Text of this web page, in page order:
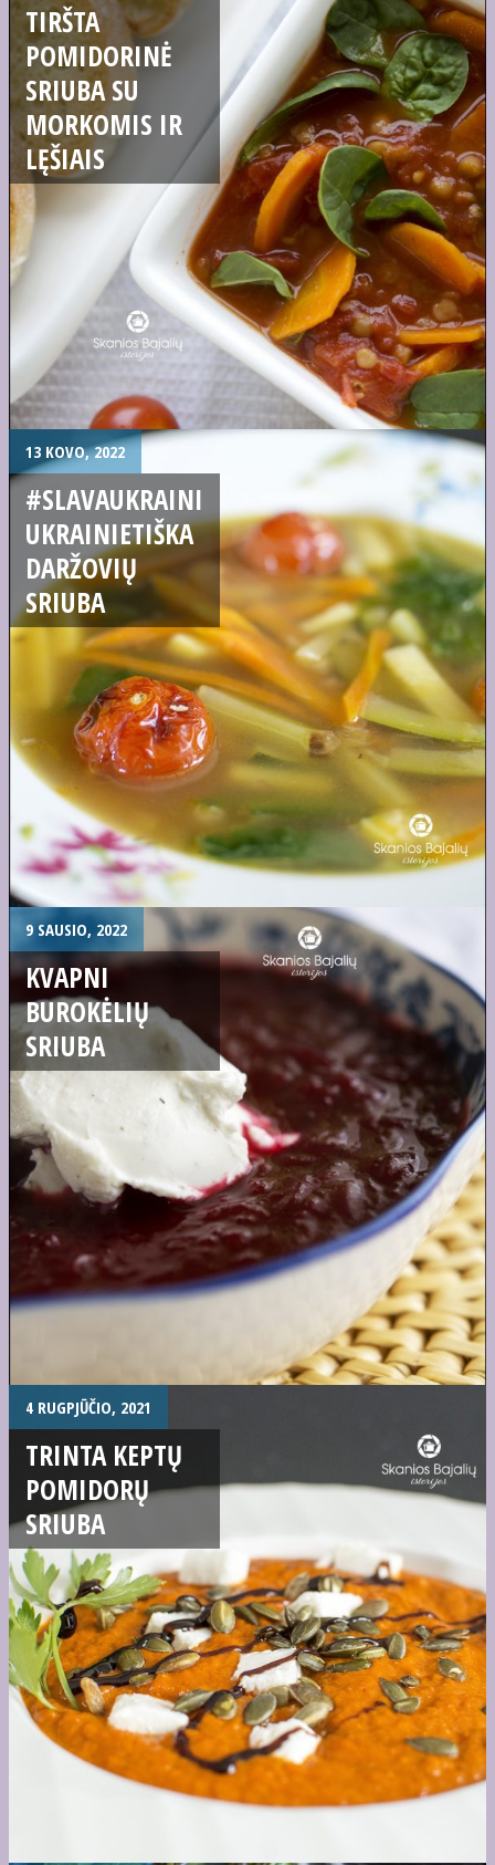
TIRŠTA
POMIDORINĖ
SRIUBA SU
MORKOMIS IR
LĘŠIAIS
13 KOVO, 2022
#SLAVAUKRAINI
UKRAINIETIŠKA
DARŽOVIŲ
SRIUBA
9 SAUSIO, 2022
KVAPNI
BUROKĖLIŲ
SRIUBA
4 RUGPJŪČIO, 2021
TRINTA KEPTŲ
POMIDORŲ
SRIUBA